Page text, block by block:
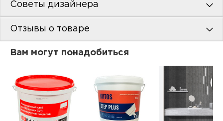
Советы дизайнера
Отзывы о товаре
Вам могут понадобиться